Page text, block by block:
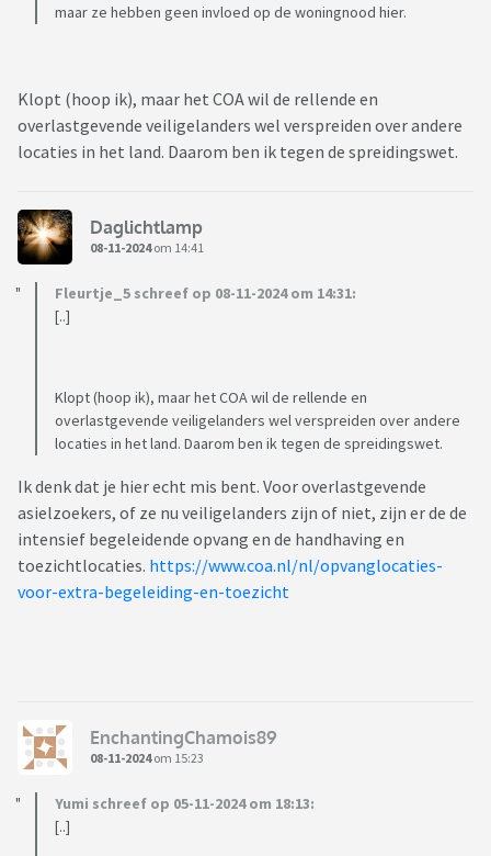
maar ze hebben geen invloed op de woningnood hier.
Klopt (hoop ik), maar het COA wil de rellende en
overlastgevende veiligelanders wel verspreiden over andere
locaties in het land. Daarom ben ik tegen de spreidingswet.
Daglichtlamp
08-11-2024om 14:41
Fleurtje_5 schreef op 08-11-2024 om 14:31:
[..]
Klopt (hoop ik), maar het COA wil de rellende en
overlastgevende veiligelanders wel verspreiden over andere
locaties in het land. Daarom ben ik tegen de spreidingswet.
Ik denk dat je hier echt mis bent. Voor overlastgevende
asielzoekers, of ze nu veiligelanders zijn of niet, zijn er de de
intensief begeleidende opvang en de handhaving en
toezichtlocaties. https://www.coa.nl/nl/opvanglocaties-
voor-extra-begeleiding-en-toezicht
EnchantingChamois89
08-11-2024om 15:23
Yumi schreef op 05-11-2024 om 18:13:
[..]